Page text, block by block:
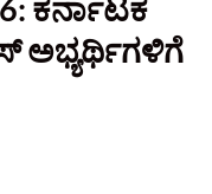
ಕರ್ನಾಟಕ
ಅಭ್ಯರ್ಥಿಗಳಿಗೆ